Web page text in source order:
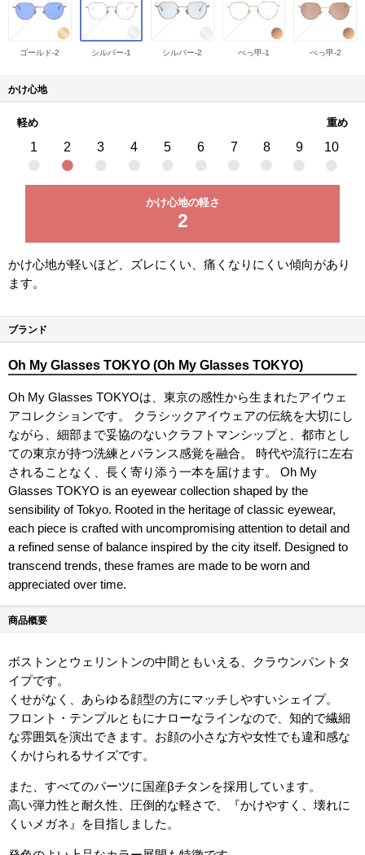
ゴールド-2 シルバー-1 シルバー-2 べっ甲-1 べっ甲-2
かけ心地
軽め 重め
1 2 3 4 5 6 7 8 9 10
かけ心地の軽さ
2
かけ心地が軽いほど、ズレにくい、痛くなりにくい傾向があり
ます。
ブランド
Oh My Glasses TOKYO (Oh My Glasses TOKYO)
Oh My Glasses TOKYOは、東京の感性から生まれたアイウェ
アコレクションです。 クラシックアイウェアの伝統を大切にし
ながら、細部まで妥協のないクラフトマンシップと、都市とし
ての東京が持つ洗練とバランス感覚を融合。 時代や流行に左右
されることなく、長く寄り添う一本を届けます。 Oh My
Glasses TOKYO is an eyewear collection shaped by the
sensibility of Tokyo. Rooted in the heritage of classic eyewear,
each piece is crafted with uncompromising attention to detail and
a refined sense of balance inspired by the city itself. Designed to
transcend trends, these frames are made to be worn and
appreciated over time.
商品概要
ボストンとウェリントンの中間ともいえる、クラウンパントタ
イプです。
くせがなく、あらゆる顔型の方にマッチしやすいシェイプ。
フロント・テンプルともにナローなラインなので、知的で繊細
な雰囲気を演出できます。お顔の小さな方や女性でも違和感な
くかけられるサイズです。
また、すべてのパーツに国産βチタンを採用しています。
高い弾力性と耐久性、圧倒的な軽さで、『かけやすく、壊れに
くいメガネ』を目指しました。